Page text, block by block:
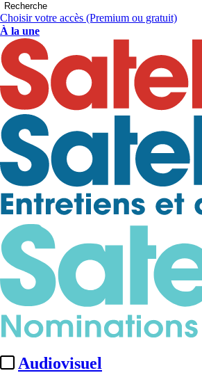
Recherche
Choisir votre accès (Premium ou gratuit)
À la une
Audiovisuel